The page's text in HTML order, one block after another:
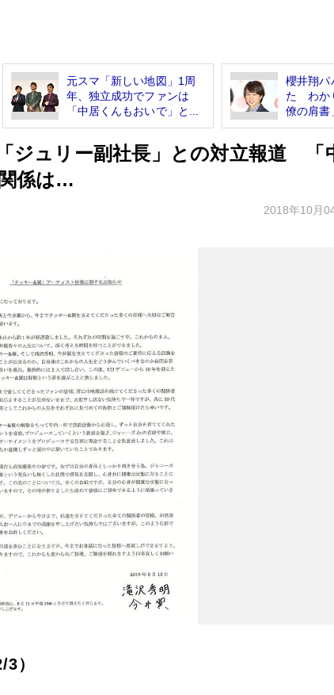
元スマ「新しい地図」1周
年、独立成功でファンは
「中居くんもおいで」と...
櫻井翔パ
た わか
僚の肩書
ジュリー副社長」との対立報道 「
係は…
2018年10月
）